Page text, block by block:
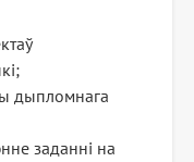
дыпломнага
заданні на